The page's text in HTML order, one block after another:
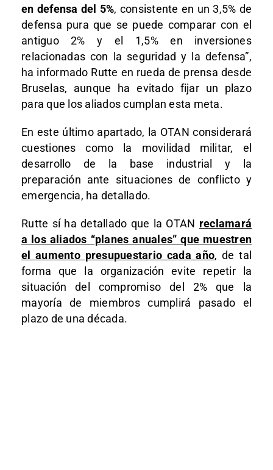
en defensa del 5%, consistente en un 3,5% de
defensa pura que se puede comparar con el
antiguo 2% y el 1,5% en inversiones
relacionadas con la seguridad y la defensa”,
ha informado Rutte en rueda de prensa desde
Bruselas, aunque ha evitado fijar un plazo
para que los aliados cumplan esta meta.
En este último apartado, la OTAN considerará
cuestiones como la movilidad militar, el
desarrollo de la base industrial y la
preparación ante situaciones de conflicto y
emergencia, ha detallado.
Rutte sí ha detallado que la OTAN reclamará
a los aliados “planes anuales” que muestren
el aumento presupuestario cada año, de tal
forma que la organización evite repetir la
situación del compromiso del 2% que la
mayoría de miembros cumplirá pasado el
plazo de una década.